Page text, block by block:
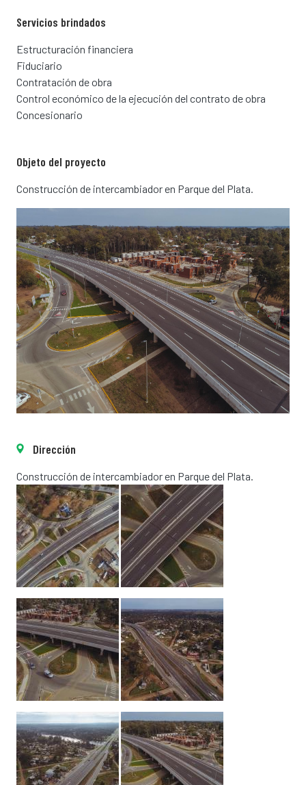
Servicios brindados
Estructuración financiera
Fiduciario
Contratación de obra
Control económico de la ejecución del contrato de obra
Concesionario
Objeto del proyecto
Construcción de intercambiador en Parque del Plata.
Dirección
Construcción de intercambiador en Parque del Plata.